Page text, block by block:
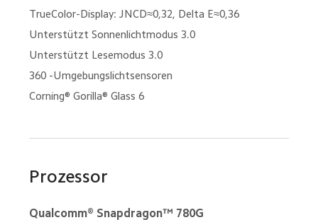
TrueColor-Display: JNCD≈0,32, Delta E≈0,36
Unterstützt Sonnenlichtmodus 3.0
Unterstützt Lesemodus 3.0
360 -Umgebungslichtsensoren
Corning® Gorilla® Glass 6
Prozessor
Qualcomm® Snapdragon™ 780G